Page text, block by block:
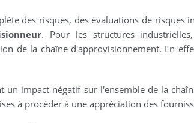
des risques, des évaluations de risques
. Pour les structures
de la chaîne d'approvisionnement. En
un impact négatif sur l'ensemble de la
à procéder à une appréciation des